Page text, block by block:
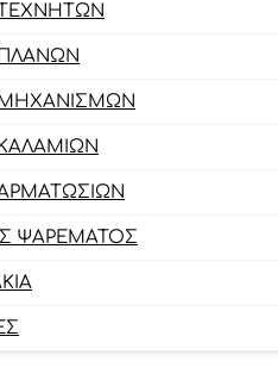
ΨΑΡΈΜΑΤΟΣ